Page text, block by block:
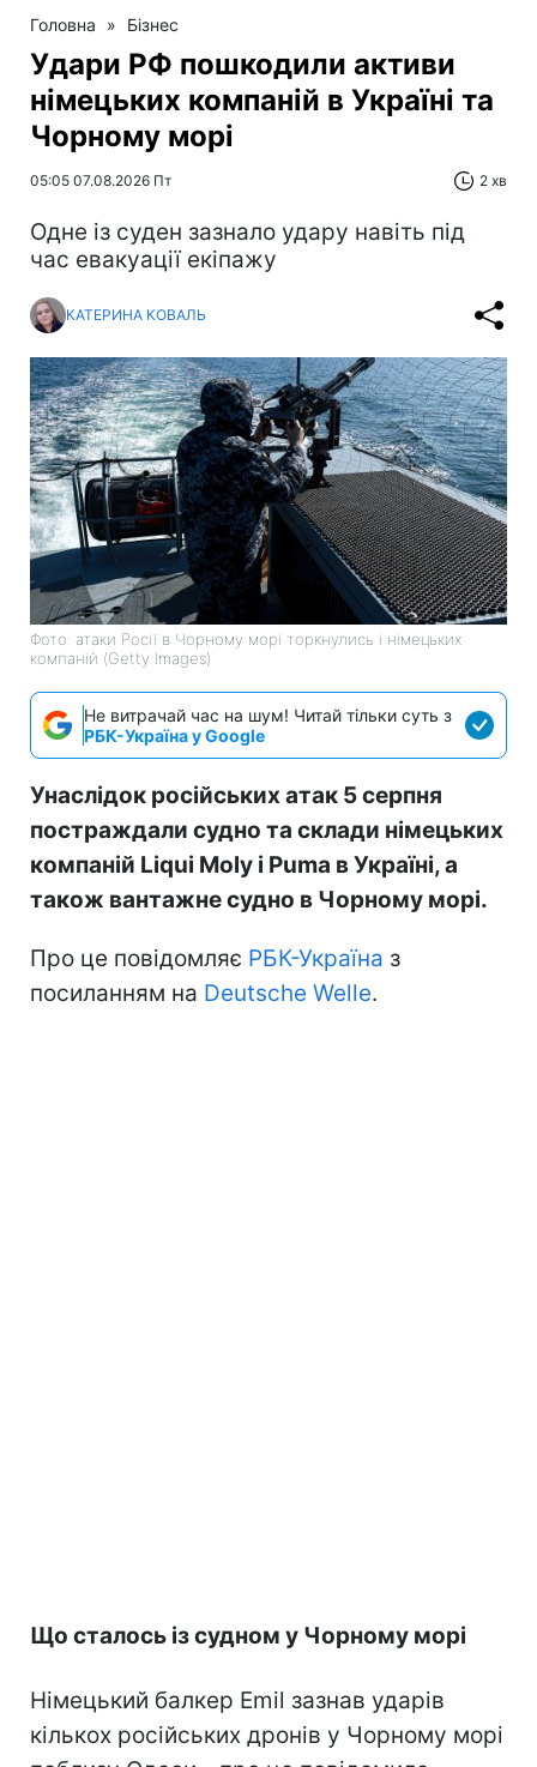
Головна » Бізнес
Удари РФ пошкодили активи
німецьких компаній в Україні та
Чорному морі
05:05 07.08.2026 Пт 2 хв
Одне із суден зазнало удару навіть під
час евакуації екіпажу
КАТЕРИНА КОВАЛЬ
Фото: атаки Росії в Чорному морі торкнулись і німецьких
компаній (Getty Images)
Не витрачай час на шум! Читай тільки суть з
РБК-Україна у Google
Унаслідок російських атак 5 серпня
постраждали судно та склади німецьких
компаній Liqui Moly і Puma в Україні, а
також вантажне судно в Чорному морі.
Про це повідомляє РБК-Україна з
посиланням на Deutsche Welle.
Що сталось із судном у Чорному морі
Німецький балкер Emil зазнав ударів
кількох російських дронів у Чорному морі